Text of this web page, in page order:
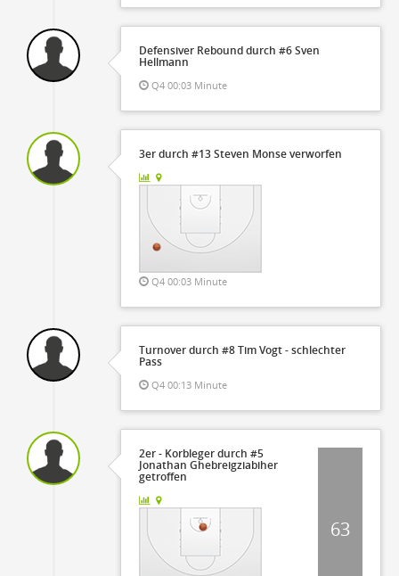
Defensiver Rebound durch #6 Sven
Hellmann
Q4 00:03 Minute
3er durch #13 Steven Monse verworfen
Q4 00:03 Minute
Turnover durch #8 Tim Vogt - schlechter
Pass
Q4 00:13 Minute
2er - Korbleger durch #5
Jonathan Ghebreigziabiher
getroffen
63